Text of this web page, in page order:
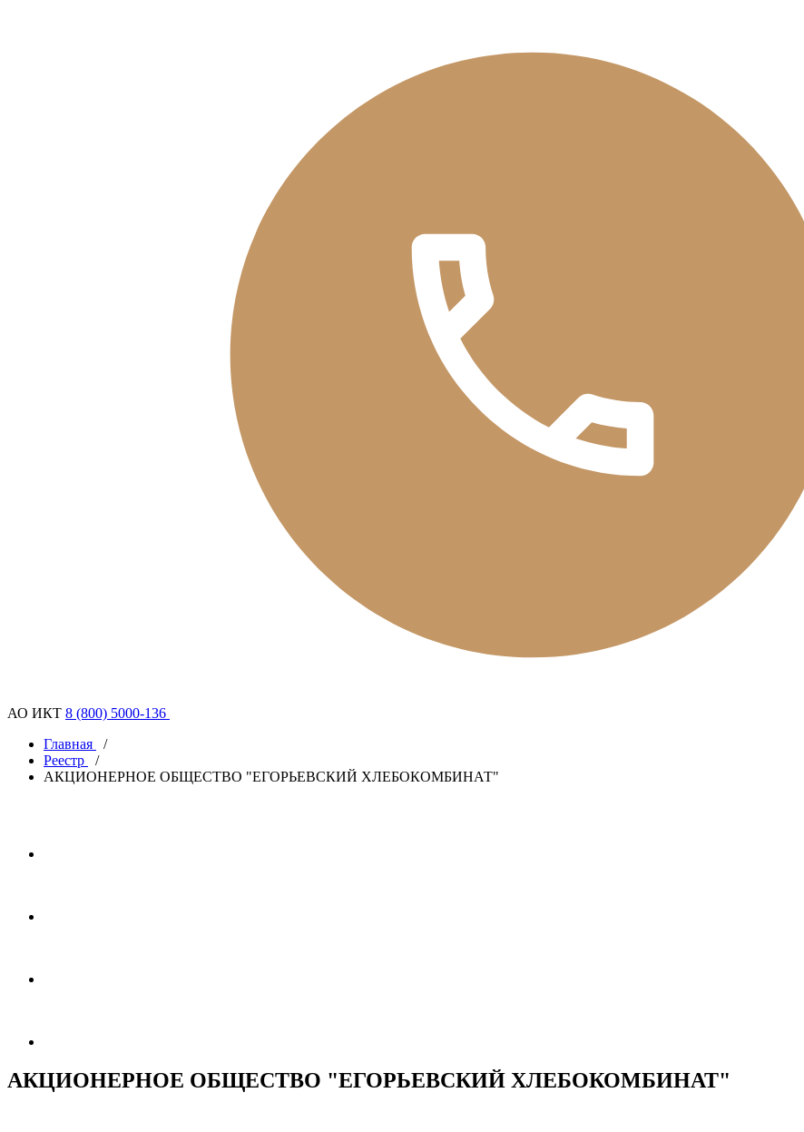
АО ИКТ 8 (800) 5000-136
Главная
/
Реестр
/
АКЦИОНЕРНОЕ ОБЩЕСТВО "ЕГОРЬЕВСКИЙ ХЛЕБОКОМБИНАТ"
АКЦИОНЕРНОЕ ОБЩЕСТВО "ЕГОРЬЕВСКИЙ ХЛЕБОКОМБИНАТ"